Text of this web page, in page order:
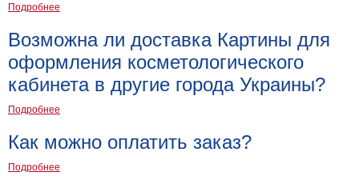
Багетная
мастерская
картин
Печать
Подробнее
Возможна ли доставка Картины для
оформления косметологического
кабинета в другие города Украины?
Подробнее
Как можно оплатить заказ?
Подробнее